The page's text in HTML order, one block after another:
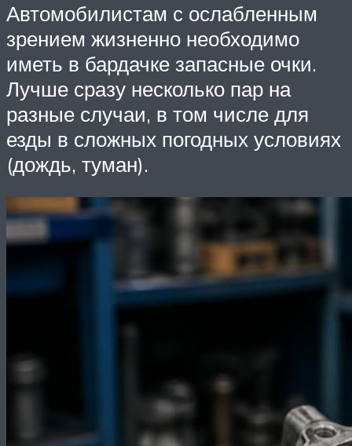
Автомобилистам с ослабленным
зрением жизненно необходимо
иметь в бардачке запасные очки.
Лучше сразу несколько пар на
разные случаи, в том числе для
езды в сложных погодных условиях
(дождь, туман).